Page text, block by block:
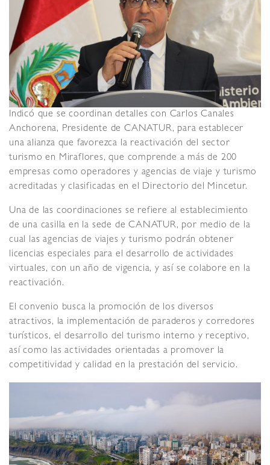
Indicó que se coordinan detalles con Carlos Canales
Anchorena, Presidente de CANATUR, para establecer
una alianza que favorezca la reactivación del sector
turismo en Miraflores, que comprende a más de 200
empresas como operadores y agencias de viaje y turismo
acreditadas y clasificadas en el Directorio del Mincetur.
Una de las coordinaciones se refiere al establecimiento
de una casilla en la sede de CANATUR, por medio de la
cual las agencias de viajes y turismo podrán obtener
licencias especiales para el desarrollo de actividades
virtuales, con un año de vigencia, y así se colabore en la
reactivación.
El convenio busca la promoción de los diversos
atractivos, la implementación de paraderos y corredores
turísticos, el desarrollo del turismo interno y receptivo,
así como las actividades orientadas a promover la
competitividad y calidad en la prestación del servicio.